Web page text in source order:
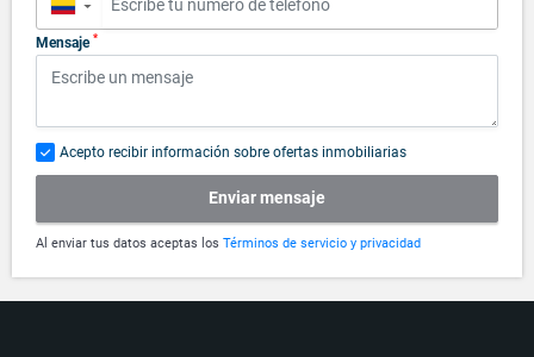
▼
Mensaje *
Acepto recibir información sobre ofertas inmobiliarias
Enviar mensaje
Al enviar tus datos aceptas los Términos de servicio y privacidad